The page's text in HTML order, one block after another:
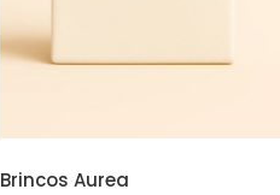
Brincos Aurea